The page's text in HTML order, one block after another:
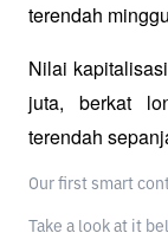
terendah
Nilai
juta, berkat
terendah
Our first smart
Take a look at it